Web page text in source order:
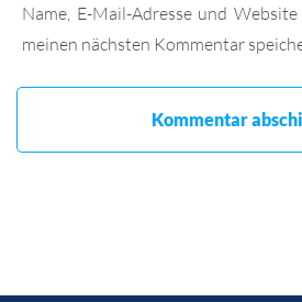
Name, E-Mail-Adresse und
meinen nächsten Kommentar